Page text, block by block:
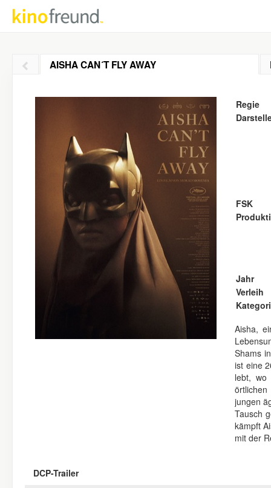
AISHA CAN´T FLY AWAY
Regie
FSK
Jahr
Verleih
Aisha,
Shams
ist eine
lebt, wo
jungen
Tausch
kämpft
mit der
DCP-Trailer